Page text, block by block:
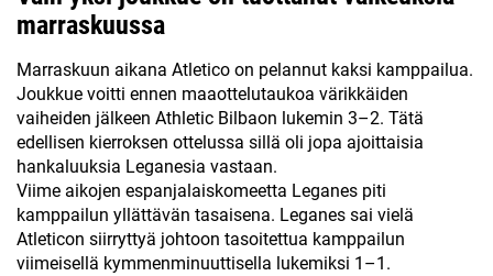
marraskuussa
Marraskuun aikana Atletico on pelannut kaksi kamppailua.
Joukkue voitti ennen maaottelutaukoa värikkäiden
vaiheiden jälkeen Athletic Bilbaon lukemin 3–2. Tätä
edellisen kierroksen ottelussa sillä oli jopa ajoittaisia
hankaluuksia Leganesia vastaan.
Viime aikojen espanjalaiskomeetta Leganes piti
kamppailun yllättävän tasaisena. Leganes sai vielä
Atleticon siirryttyä johtoon tasoitettua kamppailun
viimeisellä kymmenminuuttisella lukemiksi 1–1.